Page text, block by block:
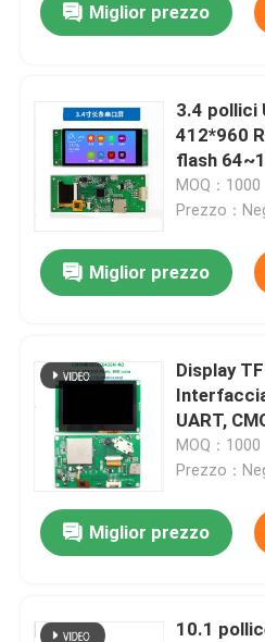
Miglior prezzo
3.4 pollici
412*960
flash
MOQ：1000
Prezzo：
Miglior prezzo
Display
UART,
MOQ：1000
Prezzo：
Miglior prezzo
10.1